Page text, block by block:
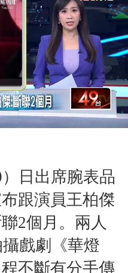
日出席腕表品
跟演員王柏傑
2個月。兩人
戲劇《華燈
不斷有分手傳